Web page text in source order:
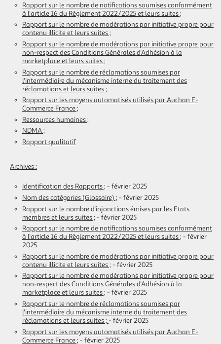
Rapport sur le nombre de notifications soumises conformément
à l'article 16 du Règlement 2022/2025 et leurs suites ;
Rapport sur le nombre de modérations par initiative propre pour
contenu illicite et leurs suites ;
Rapport sur le nombre de modérations par initiative propre pour
non-respect des Conditions Générales d'Adhésion à la
marketplace et leurs suites ;
Rapport sur le nombre de réclamations soumises par
l'intermédiaire du mécanisme interne du traitement des
réclamations et leurs suites ;
Rapport sur les moyens automatisés utilisés par Auchan E-
Commerce France ;
Ressources humaines ;
NDMA ;
Rapport qualitatif
Archives :
Identification des Rapports ; - février 2025
Nom des catégories (Glossaire) ; - février 2025
Rapport sur le nombre d'injonctions émises par les Etats
membres et leurs suites ; - février 2025
Rapport sur le nombre de notifications soumises conformément
à l'article 16 du Règlement 2022/2025 et leurs suites ; - février
2025
Rapport sur le nombre de modérations par initiative propre pour
contenu illicite et leurs suites ; - février 2025
Rapport sur le nombre de modérations par initiative propre pour
non-respect des Conditions Générales d'Adhésion à la
marketplace et leurs suites ; - février 2025
Rapport sur le nombre de réclamations soumises par
l'intermédiaire du mécanisme interne du traitement des
réclamations et leurs suites ; - février 2025
Rapport sur les moyens automatisés utilisés par Auchan E-
Commerce France ; - février 2025